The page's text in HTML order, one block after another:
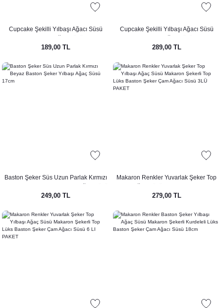
Cupcake Şekilli Yılbaşı Ağacı Süsü
TEKLİ
189,00 TL
Cupcake Şekilli Yılbaşı Ağacı Süsü
289,00 TL
Baston Şeker Süs Uzun Parlak Kırmızı
17cm
249,00 TL
Makaron Renkler Yuvarlak Şeker Top
Lüks Baston Şeker Çam Ağacı Süsü
279,00 TL